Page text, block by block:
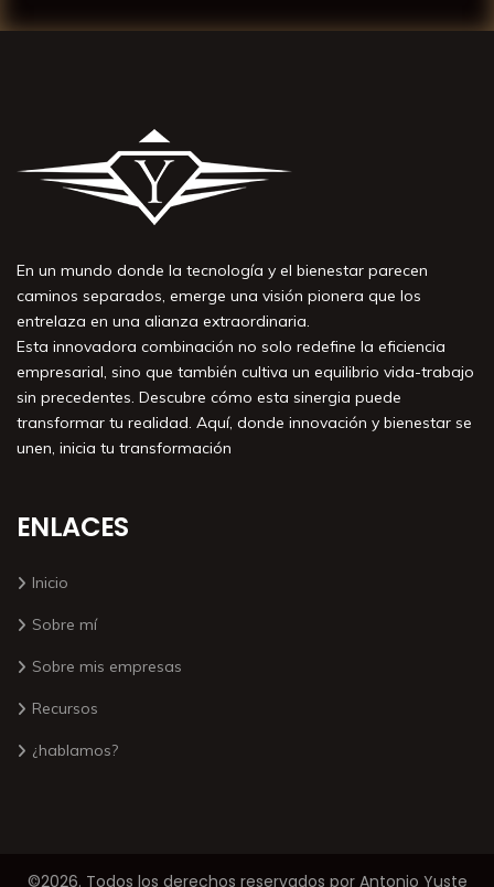
En un mundo donde la tecnología y el bienestar parecen
caminos separados, emerge una visión pionera que los
entrelaza en una alianza extraordinaria.
Esta innovadora combinación no solo redefine la eficiencia
empresarial, sino que también cultiva un equilibrio vida-trabajo
sin precedentes. Descubre cómo esta sinergia puede
transformar tu realidad. Aquí, donde innovación y bienestar se
unen, inicia tu transformación
ENLACES
Inicio
Sobre mí
Sobre mis empresas
Recursos
¿hablamos?
©2026. Todos los derechos reservados por Antonio Yuste